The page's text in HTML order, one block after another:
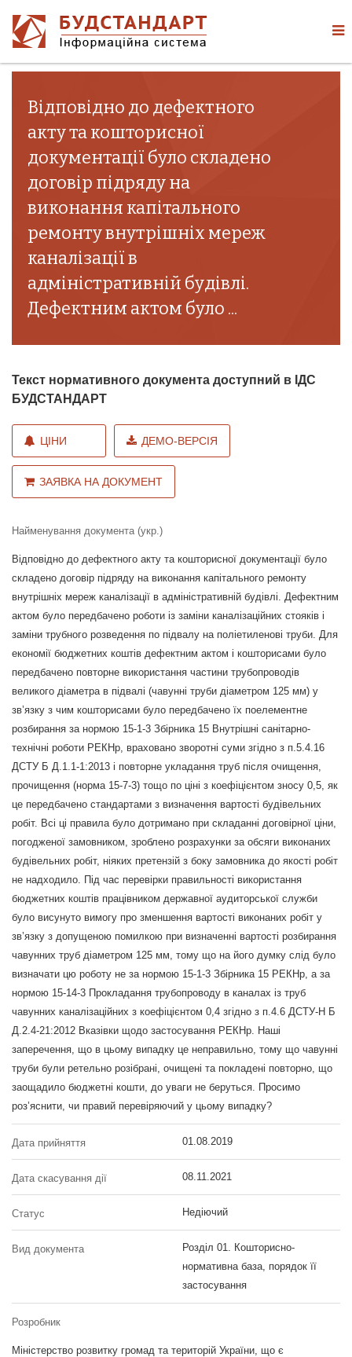
Відповідно до дефектного
акту та кошторисної
документації було складено
договір підряду на
виконання капітального
ремонту внутрішніх мереж
каналізації в
адміністративній будівлі.
Дефектним актом було ...
Текст нормативного документа доступний в ІДС
БУДСТАНДАРТ
ЦІНИ ДЕМО-ВЕРСІЯ
ЗАЯВКА НА ДОКУМЕНТ
Найменування документа (укр.)
Відповідно до дефектного акту та кошторисної документації було
складено договір підряду на виконання капітального ремонту
внутрішніх мереж каналізації в адміністративній будівлі. Дефектним
актом було передбачено роботи із заміни каналізаційних стояків і
заміни трубного розведення по підвалу на поліетиленові труби. Для
економії бюджетних коштів дефектним актом і кошторисами було
передбачено повторне використання частини трубопроводів
великого діаметра в підвалі (чавунні труби діаметром 125 мм) у
зв’язку з чим кошторисами було передбачено їх поелементне
розбирання за нормою 15-1-3 Збірника 15 Внутрішні санітарно-
технічні роботи РЕКНр, враховано зворотні суми згідно з п.5.4.16
ДСТУ Б Д.1.1-1:2013 і повторне укладання труб після очищення,
прочищення (норма 15-7-3) тощо по ціні з коефіцієнтом зносу 0,5, як
це передбачено стандартами з визначення вартості будівельних
робіт. Всі ці правила було дотримано при складанні договірної ціни,
погодженої замовником, зроблено розрахунки за обсяги виконаних
будівельних робіт, ніяких претензій з боку замовника до якості робіт
не надходило. Під час перевірки правильності використання
бюджетних коштів працівником державної аудиторської служби
було висунуто вимогу про зменшення вартості виконаних робіт у
зв’язку з допущеною помилкою при визначенні вартості розбирання
чавунних труб діаметром 125 мм, тому що на його думку слід було
визначати цю роботу не за нормою 15-1-3 Збірника 15 РЕКНр, а за
нормою 15-14-3 Прокладання трубопроводу в каналах із труб
чавунних каналізаційних з коефіцієнтом 0,4 згідно з п.4.6 ДСТУ-Н Б
Д.2.4-21:2012 Вказівки щодо застосування РЕКНр. Наші
заперечення, що в цьому випадку це неправильно, тому що чавунні
труби були ретельно розібрані, очищені та покладені повторно, що
заощадило бюджетні кошти, до уваги не беруться. Просимо
роз’яснити, чи правий перевіряючий у цьому випадку?
Дата прийняття 01.08.2019
Дата скасування дії 08.11.2021
Статус Недіючий
Вид документа
Розділ 01. Кошторисно-
нормативна база, порядок її
застосування
Розробник
Міністерство розвитку громад та територій України, що є